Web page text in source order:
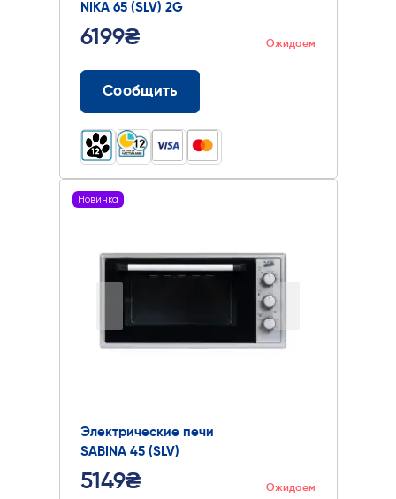
NIKA 65 (SLV) 2G
6199₴ Ожидаем
Сообщить
Новинка
Электрические печи
SABINA 45 (SLV)
5149₴ Ожидаем